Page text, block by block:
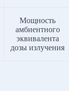
Мощность
амбиентного
эквивалента
дозы излучения